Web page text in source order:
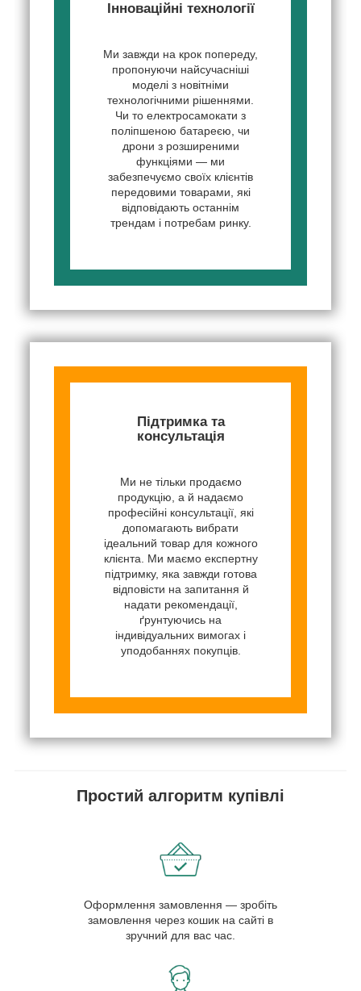
Інноваційні технології
Ми завжди на крок попереду,
пропонуючи найсучасніші
моделі з новітніми
технологічними рішеннями.
Чи то електросамокати з
поліпшеною батареєю, чи
дрони з розширеними
функціями — ми
забезпечуємо своїх клієнтів
передовими товарами, які
відповідають останнім
трендам і потребам ринку.
Підтримка та
консультація
Ми не тільки продаємо
продукцію, а й надаємо
професійні консультації, які
допомагають вибрати
ідеальний товар для кожного
клієнта. Ми маємо експертну
підтримку, яка завжди готова
відповісти на запитання й
надати рекомендації,
ґрунтуючись на
індивідуальних вимогах і
уподобаннях покупців.
Простий алгоритм купівлі
Оформлення замовлення — зробіть
замовлення через кошик на сайті в
зручний для вас час.